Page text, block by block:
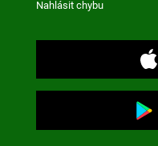
Nahlásit chybu